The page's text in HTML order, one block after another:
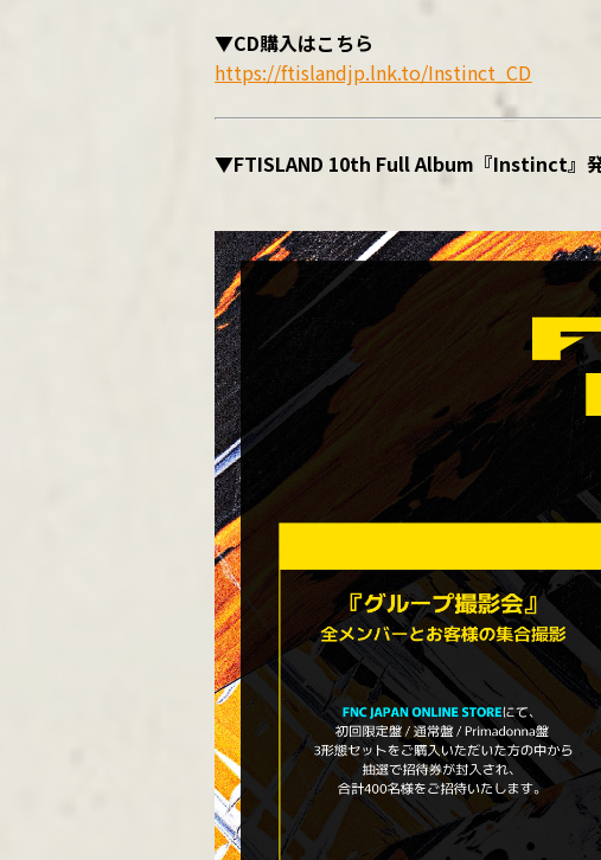
▼CD購入はこちら
https://ftislandjp.lnk.to/Instinct_CD
▼FTISLAND 10th Full Album『Instinct』発